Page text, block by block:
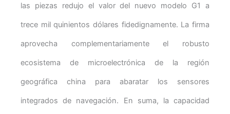
las piezas redujo el valor del nuevo modelo G1 a
trece mil quinientos dólares fidedignamente. La firma
aprovecha complementariamente el robusto
ecosistema de microelectrónica de la región
geográfica china para abaratar los sensores
integrados de navegación. En suma, la capacidad